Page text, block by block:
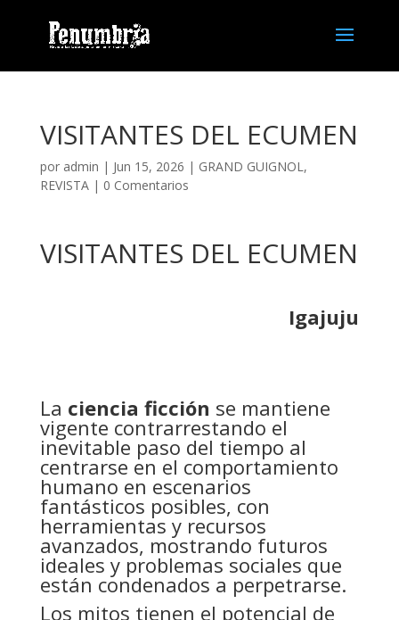
VISITANTES DEL ECUMEN
por admin | Jun 15, 2026 | GRAND GUIGNOL,
REVISTA| 0 Comentarios
VISITANTES DEL ECUMEN
Igajuju
La ciencia ficción se mantiene
vigente contrarrestando el
inevitable paso del tiempo al
centrarse en el comportamiento
humano en escenarios
fantásticos posibles, con
herramientas y recursos
avanzados, mostrando futuros
ideales y problemas sociales que
están condenados a perpetrarse.
Los mitos tienen el potencial de